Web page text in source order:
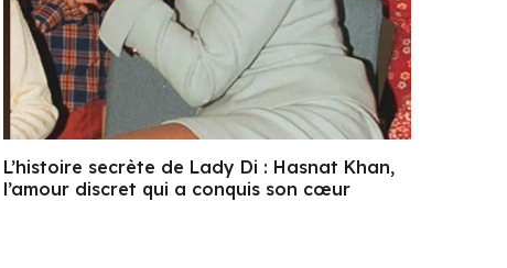
L’histoire secrète de Lady Di : Hasnat Khan,
l’amour discret qui a conquis son cœur